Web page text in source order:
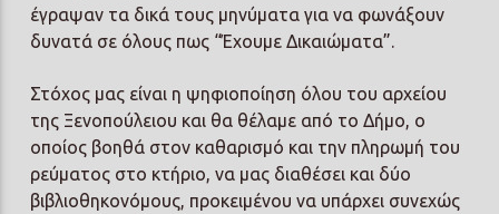
έγραψαν τα δικά τους μηνύματα για να φωνάξουν
δυνατά σε όλους πως “Έχουμε Δικαιώματα”.
Στόχος μας είναι η ψηφιοποίηση όλου του αρχείου
της Ξενοπούλειου και θα θέλαμε από το Δήμο, ο
οποίος βοηθά στον καθαρισμό και την πληρωμή του
ρεύματος στο κτήριο, να μας διαθέσει και δύο
βιβλιοθηκονόμους, προκειμένου να υπάρχει συνεχώς